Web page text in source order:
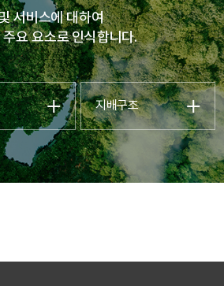
등 영역에서 파트너쉽과
하고 있으며, 2022년 9월
에너지부와 에너지 인프
공동조치에 합의하고 우
인프라 재건사업을 추진
있다. 다산네트웍스는 국
정회원 멤버로서 국내 전
우크라이나 남부의 미콜
유럽연합규격 전력망 시
주지사인 비탈리 올렉산
서비스에 대하여
주요 요소로 인식합니다.
지배구조